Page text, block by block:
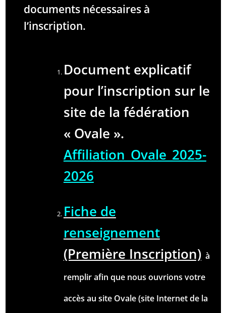
documents nécessaires à
l’inscription.
Document explicatif
pour l’inscription sur le
site de la fédération
« Ovale ».
Affiliation_Ovale_2025-
2026
Fiche de
renseignement
(Première Inscription) à
remplir afin que nous ouvrions votre
accès au site Ovale (site Internet de la